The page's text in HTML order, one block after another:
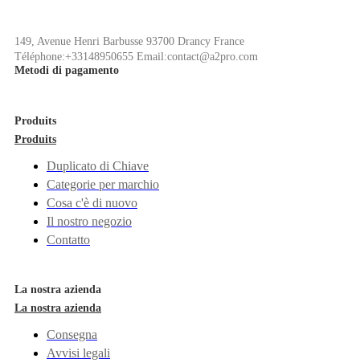
149, Avenue Henri Barbusse 93700 Drancy France
Téléphone:+33148950655 Email:contact@a2pro.com
Metodi di pagamento
Produits
Produits
Duplicato di Chiave
Categorie per marchio
Cosa c'è di nuovo
Il nostro negozio
Contatto
La nostra azienda
La nostra azienda
Consegna
Avvisi legali